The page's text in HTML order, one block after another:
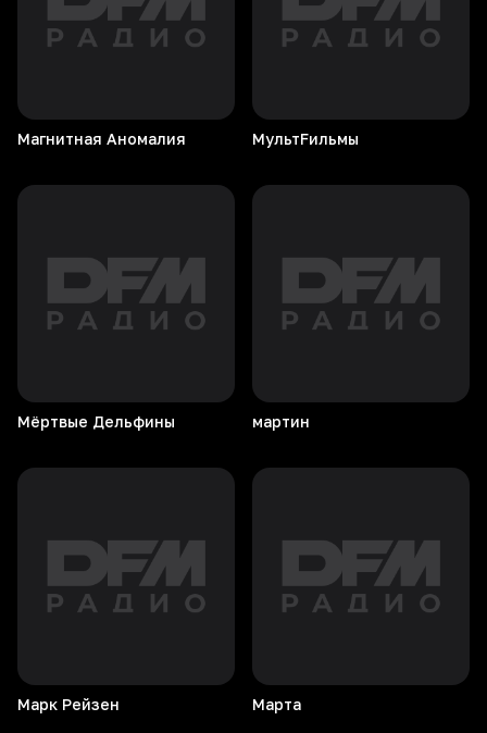
Магнитная Аномалия МультFильмы
Мёртвые Дельфины мартин
Марк Рейзен Марта